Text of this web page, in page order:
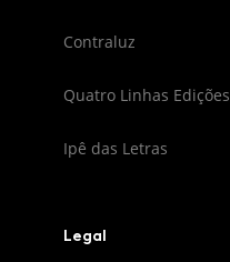
Contraluz
Quatro Linhas Edições
Ipê das Letras
Legal